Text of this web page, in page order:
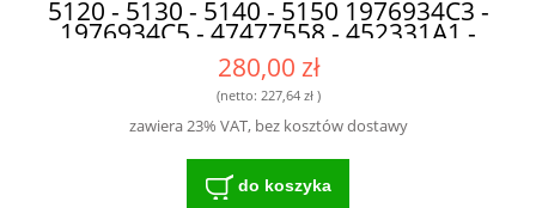
5120 - 5130 - 5140 - 5150 1976934C3 -
1976934C5 - 47477558 - 452331A1 -
704385A1 - P560653 DO MASZYN
ROLNICZYCH
280,00 zł
(netto: 227,64 zł)
zawiera 23% VAT, bez kosztów dostawy
do koszyka